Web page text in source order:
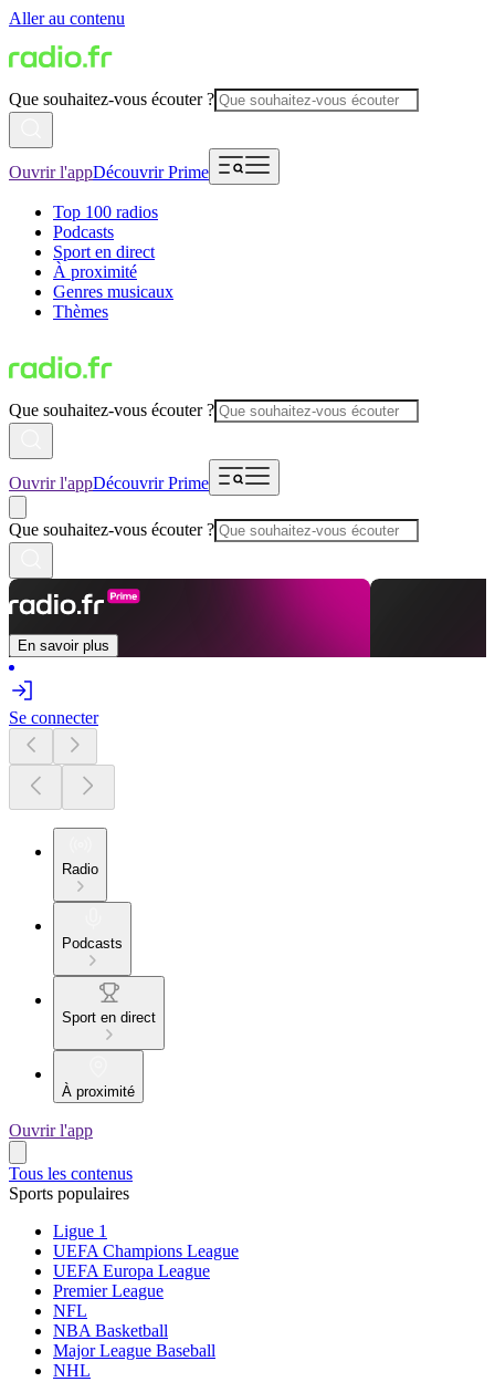
Aller au contenu
Que souhaitez-vous écouter ?
Ouvrir l'appDécouvrir Prime
Top 100 radios
Podcasts
Sport en direct
À proximité
Genres musicaux
Thèmes
Que souhaitez-vous écouter ?
Ouvrir l'appDécouvrir Prime
Que souhaitez-vous écouter ?
En savoir plus
Se connecter
Radio
Podcasts
Sport en direct
À proximité
Ouvrir l'app
Tous les contenus
Sports populaires
Ligue 1
UEFA Champions League
UEFA Europa League
Premier League
NFL
NBA Basketball
Major League Baseball
NHL